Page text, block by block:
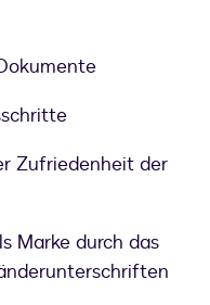
Zufriedenheit der
Marke durch das